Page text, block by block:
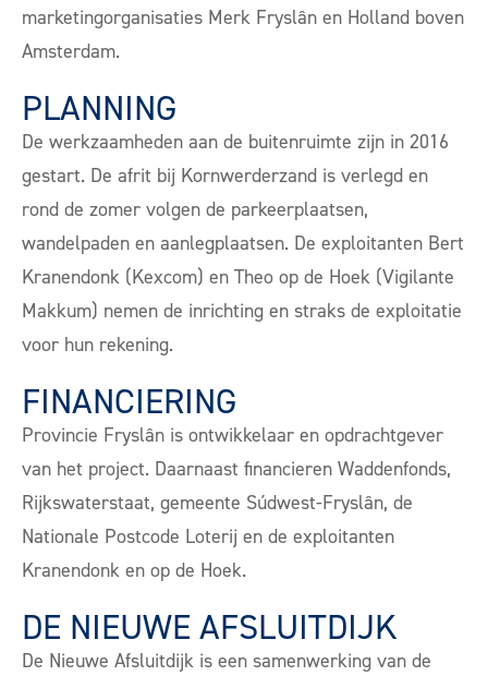
marketingorganisaties Merk Fryslân en Holland boven
Amsterdam.
PLANNING
De werkzaamheden aan de buitenruimte zijn in 2016
gestart. De afrit bij Kornwerderzand is verlegd en
rond de zomer volgen de parkeerplaatsen,
wandelpaden en aanlegplaatsen. De exploitanten Bert
Kranendonk (Kexcom) en Theo op de Hoek (Vigilante
Makkum) nemen de inrichting en straks de exploitatie
voor hun rekening.
FINANCIERING
Provincie Fryslân is ontwikkelaar en opdrachtgever
van het project. Daarnaast financieren Waddenfonds,
Rijkswaterstaat, gemeente Súdwest-Fryslân, de
Nationale Postcode Loterij en de exploitanten
Kranendonk en op de Hoek.
DE NIEUWE AFSLUITDIJK
De Nieuwe Afsluitdijk is een samenwerking van de